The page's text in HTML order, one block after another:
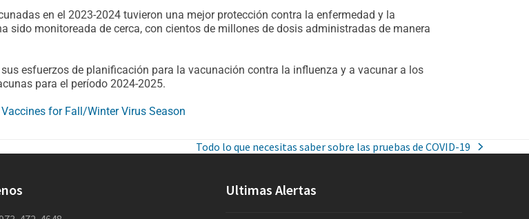
en el 2023-2024 tuvieron una mejor protección contra la enfermedad y la
sido monitoreada de cerca, con cientos de millones de dosis administradas de manera
esfuerzos de planificación para la vacunación contra la influenza y a vacunar a los
para el período 2024-2025.
for Fall/Winter Virus Season
Todo lo que necesitas saber sobre las pruebas de COVID-19
Ultimas Alertas